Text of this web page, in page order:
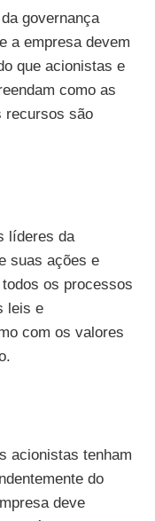
governança
a empresa devem
que acionistas e
como as
recursos são
líderes da
suas ações e
os processos
leis e
com os valores
acionistas tenham
do
deve